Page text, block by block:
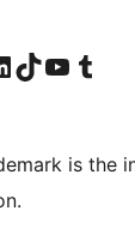
megtekintése
account
our LinkedIn account
Visit our TikTok account
Visit our YouTube channel
Visit our
is the